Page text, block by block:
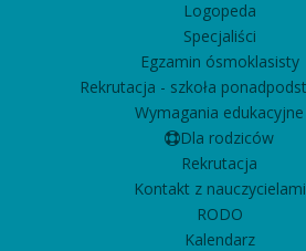
Logopeda
Specjaliści
Egzamin ósmoklasisty
Rekrutacja - szkoła
Wymagania edukacyjne
Dla rodziców
Rekrutacja
Kontakt z nauczycielami
RODO
Kalendarz